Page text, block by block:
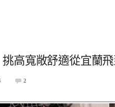
高寬敞舒適從宜蘭
2